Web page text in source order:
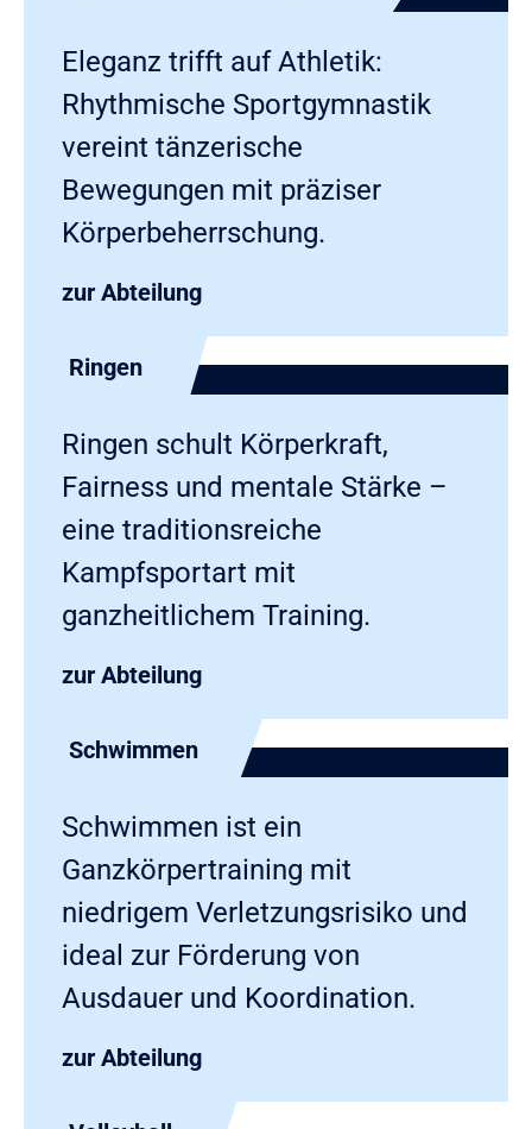
Eleganz trifft auf Athletik:
Rhythmische Sportgymnastik
vereint tänzerische
Bewegungen mit präziser
Körperbeherrschung.
zur Abteilung
Ringen
Ringen schult Körperkraft,
Fairness und mentale Stärke –
eine traditionsreiche
Kampfsportart mit
ganzheitlichem Training.
zur Abteilung
Schwimmen
Schwimmen ist ein
Ganzkörpertraining mit
niedrigem Verletzungsrisiko und
ideal zur Förderung von
Ausdauer und Koordination.
zur Abteilung